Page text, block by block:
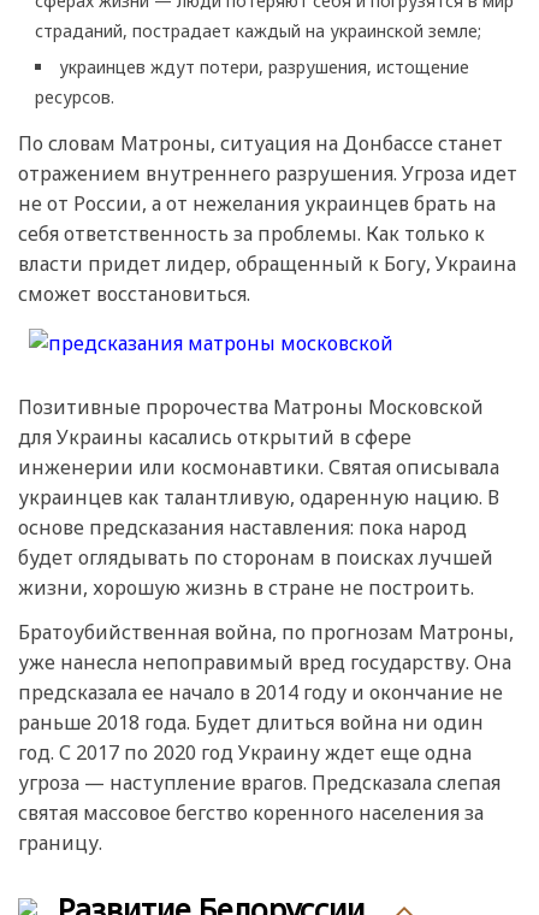
страданий, пострадает каждый на украинской земле;
украинцев ждут потери, разрушения, истощение
ресурсов.
По словам Матроны, ситуация на Донбассе станет
отражением внутреннего разрушения. Угроза идет
не от России, а от нежелания украинцев брать на
себя ответственность за проблемы. Как только к
власти придет лидер, обращенный к Богу, Украина
сможет восстановиться.
Позитивные пророчества Матроны Московской
для Украины касались открытий в сфере
инженерии или космонавтики. Святая описывала
украинцев как талантливую, одаренную нацию. В
основе предсказания наставления: пока народ
будет оглядывать по сторонам в поисках лучшей
жизни, хорошую жизнь в стране не построить.
Братоубийственная война, по прогнозам Матроны,
уже нанесла непоправимый вред государству. Она
предсказала ее начало в 2014 году и окончание не
раньше 2018 года. Будет длиться война ни один
год. С 2017 по 2020 год Украину ждет еще одна
угроза — наступление врагов. Предсказала слепая
святая массовое бегство коренного населения за
границу.